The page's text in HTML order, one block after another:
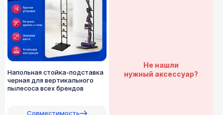
Напольная стойка-подставка
черная для вертикального
пылесоса всех брендов
Не нашли
нужный аксессуар?